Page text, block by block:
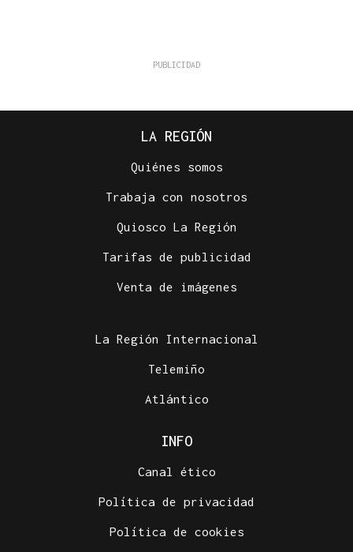
LA REGIÓN
Quiénes somos
Trabaja con nosotros
Quiosco La Región
Tarifas de publicidad
Venta de imágenes
La Región Internacional
Telemiño
Atlántico
INFO
Canal ético
Política de privacidad
Política de cookies